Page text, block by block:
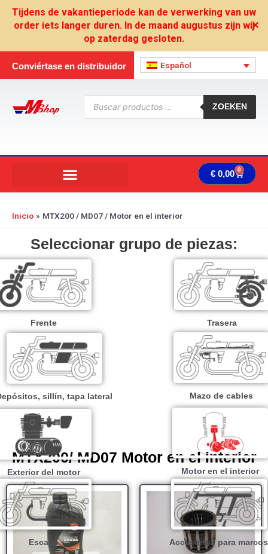
Tijdens de vakantieperiode kan de verwerking van uw
order iets langer duren. In de maand augustus zijn wij
op zaterdag gesloten.
✕
Conviértase en distribuidor Español
Búsqueda
productos
ZOEKEN
€ 0,00 0
Inicio MTX200 / MD07 / Motor en el interior
Seleccionar grupo de piezas:
Frente Trasera
sillín, tapa lateral Mazo de cables
Exterior del motor Motor en el interior
Escape Accesorios para marcos
MTX200/ MD07 Motor en el interior